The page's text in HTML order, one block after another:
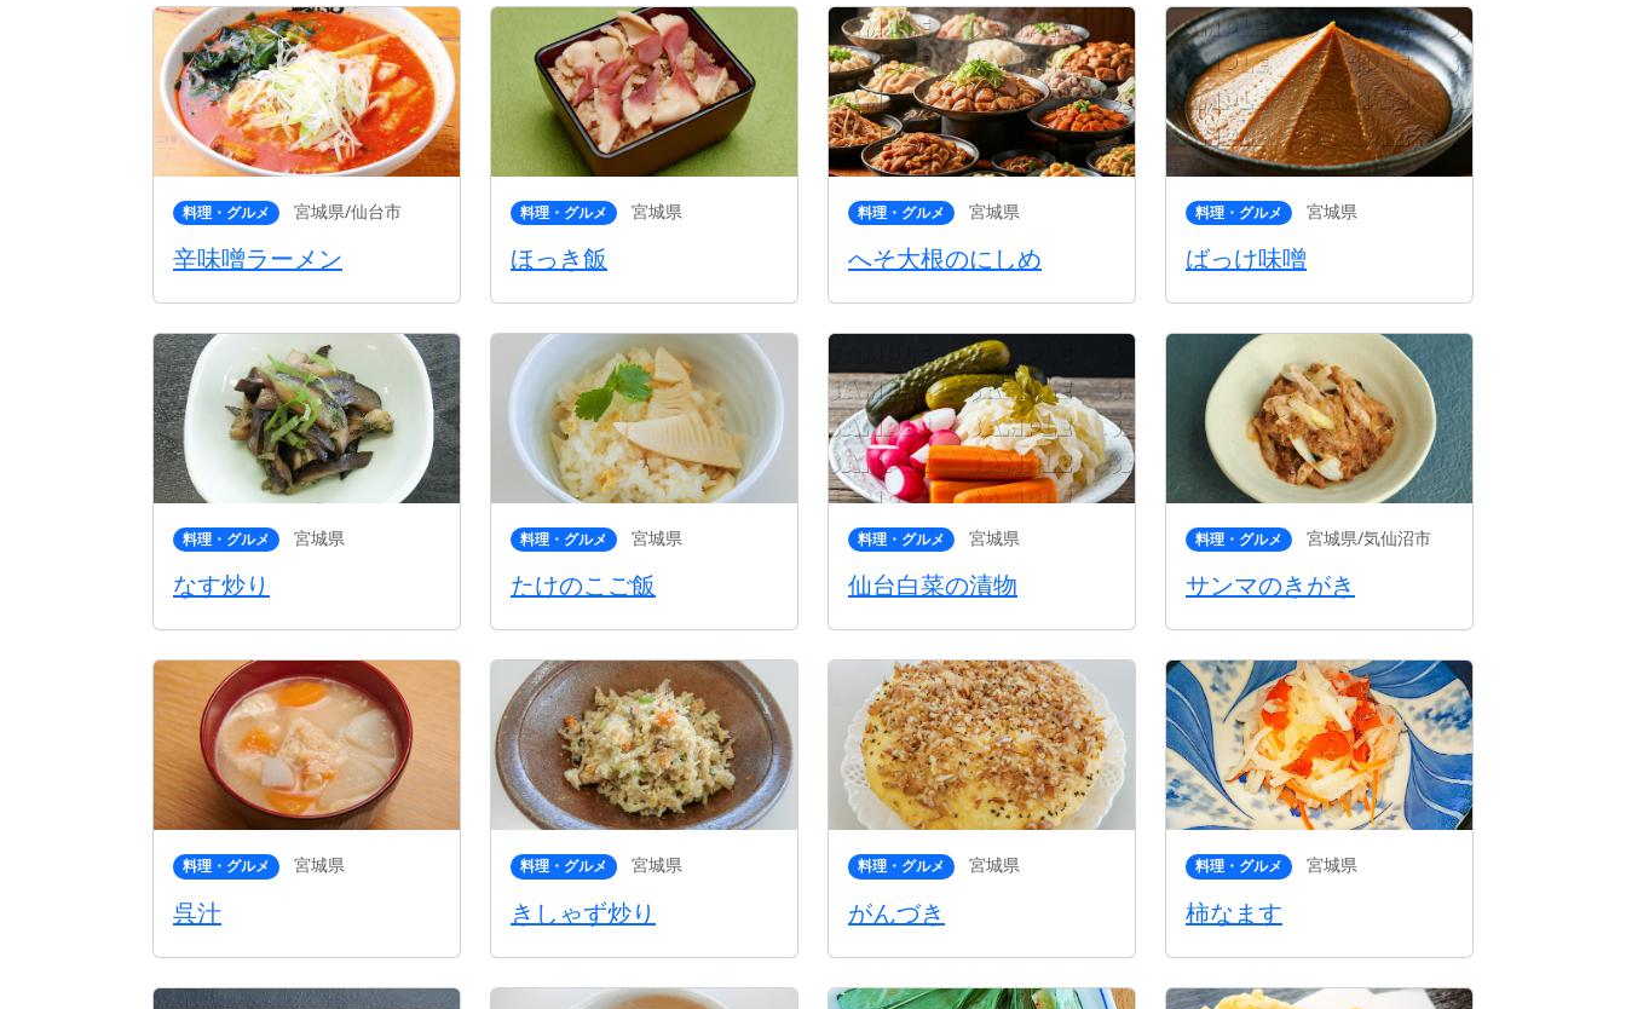
料理・グルメ 宮城県/仙台市
辛味噌ラーメン
料理・グルメ 宮城県
ほっき飯
料理・グルメ 宮城県
へそ大根のにしめ
料理・グルメ 宮城県
ばっけ味噌
料理・グルメ 宮城県
なす炒り
料理・グルメ 宮城県
たけのこご飯
料理・グルメ 宮城県
仙台白菜の漬物
料理・グルメ 宮城県/気仙沼市
サンマのきがき
料理・グルメ 宮城県
呉汁
料理・グルメ 宮城県
きしゃず炒り
料理・グルメ 宮城県
がんづき
料理・グルメ 宮城県
柿なます